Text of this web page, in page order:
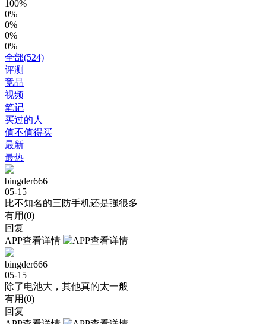
100%
0%
0%
0%
0%
全部(524)
评测
竞品
视频
笔记
买过的人
值不值得买
最新
最热
bingder666
05-15
比不知名的三防手机还是强很多
有用(0)
回复
APP查看详情
bingder666
05-15
除了电池大，其他真的太一般
有用(0)
回复